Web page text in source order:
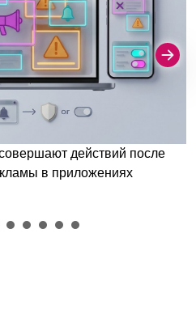
действий после
в приложениях